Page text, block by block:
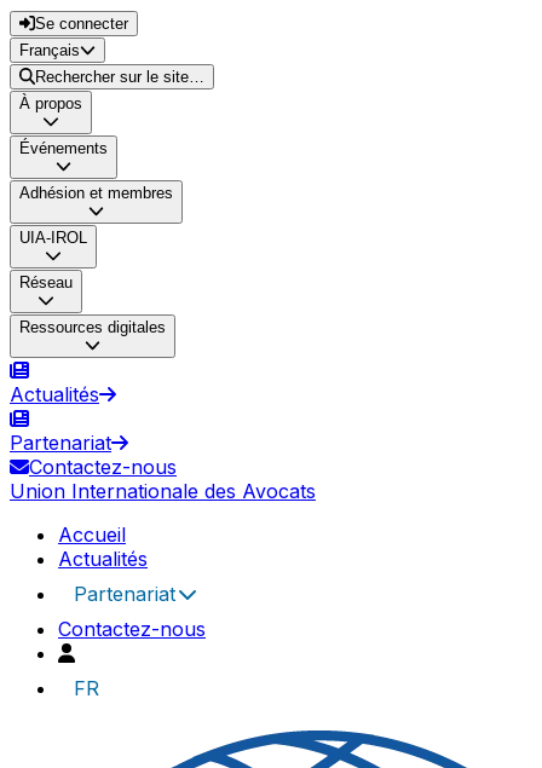
Se connecter
Français
Rechercher sur le site…
À propos
Événements
Adhésion et membres
UIA-IROL
Réseau
Ressources digitales
Actualités
Partenariat
Contactez-nous
Union Internationale des Avocats
Accueil
Actualités
Partenariat
Contactez-nous
FR